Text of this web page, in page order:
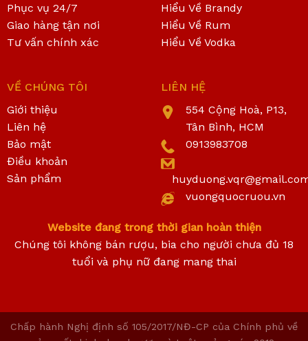
Phục vụ 24/7
Giao hàng tận nơi
Tư vấn chính xác
Hiểu Về Brandy
Hiểu Về Rum
Hiểu Về Vodka
VỀ CHÚNG TÔI
Giới thiệu
Liên hệ
Bảo mật
Điều khoản
Sản phẩm
LIÊN HỆ
554 Cộng Hoà, P13,
Tân Bình, HCM
0913983708
vuongquocruou.vn
Website đang trong thời gian hoàn thiện
Chúng tôi không bán rượu, bia cho người chưa đủ 18
tuổi và phụ nữ đang mang thai
Chấp hành Nghị định số 105/2017/NĐ-CP của Chính phủ về